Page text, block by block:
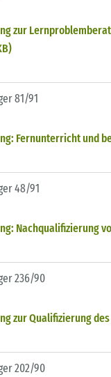
zur
81/91
Fernunterricht und
48/91
Nachqualifizierung
236/90
zur Qualifizierung
202/90